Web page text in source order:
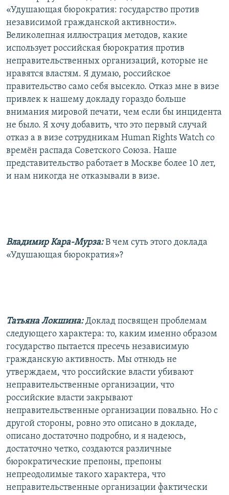
«Удушающая бюрократия: государство против
независимой гражданской активности».
Великолепная иллюстрация методов, какие
использует российская бюрократия против
неправительственных организаций, которые не
нравятся властям. Я думаю, российское
правительство само себя высекло. Отказ мне в визе
привлек к нашему докладу гораздо больше
внимания мировой печати, чем если бы инцидента
не было. Я хочу добавить, что это первый случай
отказ a в визе сотрудникам Human Rights Watch со
времён распада Советского Союза. Наше
представительство работает в Москве более 10 лет,
и нам никогда не отказывали в визе.
Владимир Кара-Мурза:В чем суть этого доклада
«Удушающая бюрократия»?
Татьяна Локшина:Доклад посвящен проблемам
следующего характера: то, каким именно образом
государство пытается пресечь независимую
гражданскую активность. Мы отнюдь не
утверждаем, что российские власти убивают
неправительственные организации, что
российские власти закрывают
неправительственные организации повально. Но с
другой стороны, ровно это описано в докладе,
описано достаточно подробно, и я надеюсь,
достаточно четко, создаются различные
бюрократические препоны, препоны
непреодолимые такого характера, что
неправительственные организации фактически